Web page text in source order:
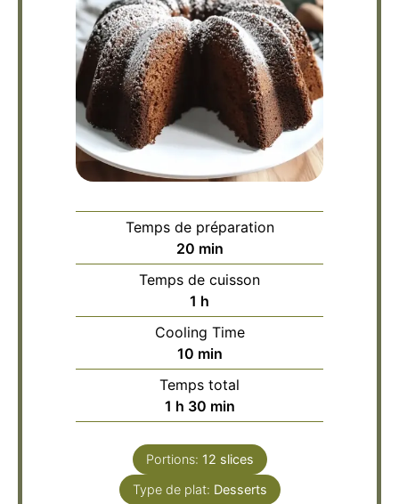
Temps de préparation
20minutes
min
Temps de cuisson
1 heure
h
Cooling Time
10minutes
min
Temps total
1 heure
h 30minutes
min
Portions: 12 slices
Type de plat: Desserts